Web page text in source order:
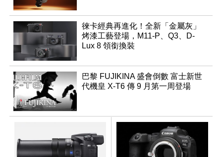
徠卡經典再進化！全新「金屬灰」
烤漆工藝登場，M11-P、Q3、D-
Lux 8 領銜換裝
巴黎 FUJIKINA 盛會倒數 富士新世
代機皇 X-T6 傳 9 月第一周登場